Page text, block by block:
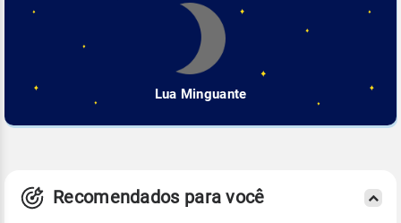
Lua Minguante
Recomendados para você